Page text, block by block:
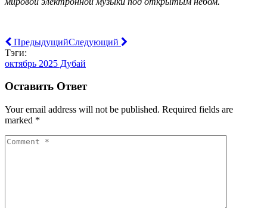
ПредыдущийСледующий
Тэги:
октябрь 2025 Дубай
Оставить Ответ
Your email address will not be published. Required fields are
marked *